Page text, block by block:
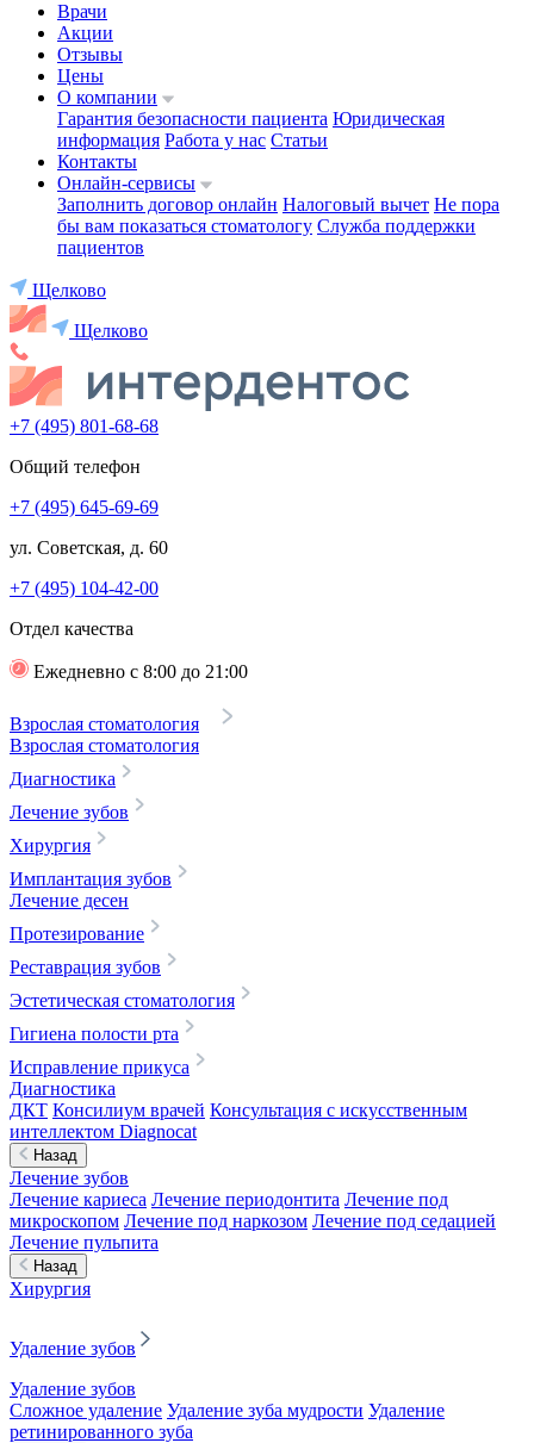
Врачи
Акции
Отзывы
Цены
О компании
Гарантия безопасности пациента Юридическая
информация Работа у нас Статьи
Контакты
Онлайн-сервисы
Заполнить договор онлайн Налоговый вычет Не пора
бы вам показаться стоматологу Служба поддержки
пациентов
Щелково
Щелково
+7 (495) 801-68-68
Общий телефон
+7 (495) 645-69-69
ул. Советская, д. 60
+7 (495) 104-42-00
Отдел качества
Ежедневно с 8:00 до 21:00
Взрослая стоматология
Взрослая стоматология
Диагностика
Лечение зубов
Хирургия
Имплантация зубов
Лечение десен
Протезирование
Реставрация зубов
Эстетическая стоматология
Гигиена полости рта
Исправление прикуса
Диагностика
ДКТ Консилиум врачей Консультация с искусственным
интеллектом Diagnocat
Назад
Лечение зубов
Лечение кариеса Лечение периодонтита Лечение под
микроскопом Лечение под наркозом Лечение под седацией
Лечение пульпита
Назад
Хирургия
Удаление зубов
Удаление зубов
Сложное удаление Удаление зуба мудрости Удаление
ретинированного зуба